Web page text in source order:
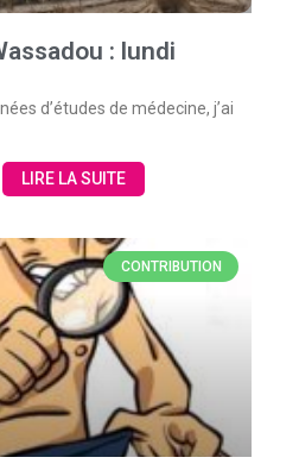
: lundi
d’études de médecine, j’ai
LIRE LA SUITE
CONTRIBUTION